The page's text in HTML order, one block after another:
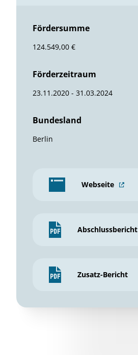
Fördersumme
124.549,00 €
Förderzeitraum
23.11.2020 - 31.03.2024
Bundesland
Berlin
Webseite
Abschlussbericht
Zusatz-Bericht